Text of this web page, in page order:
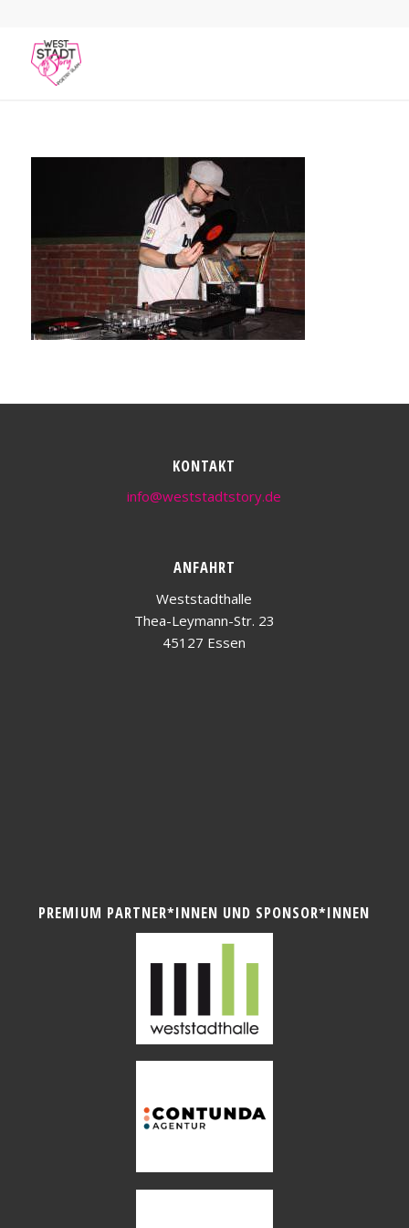
KONTAKT
info@weststadtstory.de
ANFAHRT
Weststadthalle
Thea-Leymann-Str. 23
45127 Essen
PREMIUM PARTNER*INNEN UND SPONSOR*INNEN